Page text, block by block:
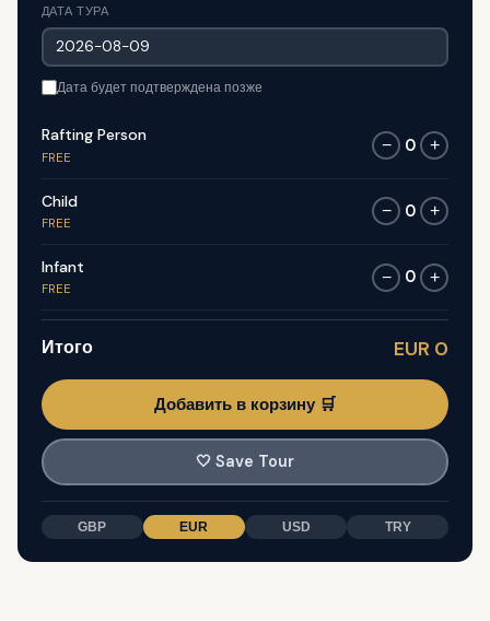
ДАТА ТУРА
Дата будет подтверждена позже
Rafting Person
FREE
− 0 +
Child
FREE
− 0 +
Infant
FREE
− 0 +
Итого EUR 0
Добавить в корзину 🛒
🤍 Save Tour
GBP EUR USD TRY